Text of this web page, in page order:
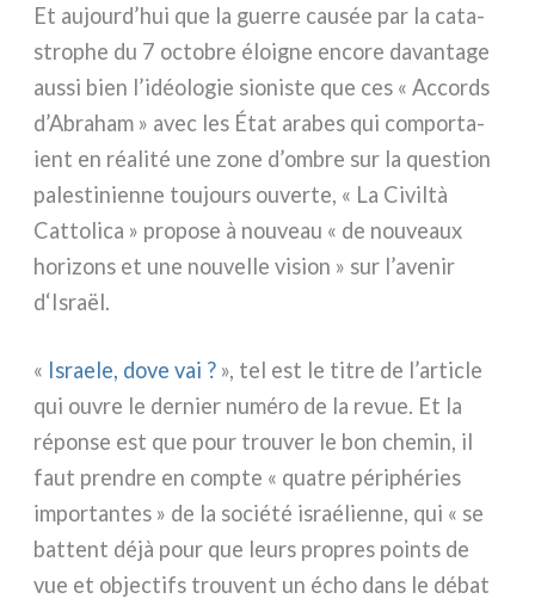
Et aujourd’hui que la guer­re cau­sée par la cata­
stro­phe du 7 octo­bre éloi­gne enco­re davan­ta­ge
aus­si bien l’idéologie sio­ni­ste que ces « Accords
d’Abraham » avec les État ara­bes qui com­por­ta­
ient en réa­li­té une zone d’ombre sur la que­stion
pale­sti­nien­ne tou­jours ouver­te, « La Civiltà
Cattolica » pro­po­se à nou­veau « de nou­veaux
hori­zons et une nou­vel­le vision » sur l’avenir
d‘Israël.
« Israele, dove vai ? », tel est le titre de l’article
qui ouvre le der­nier numé­ro de la revue. Et la
répon­se est que pour trou­ver le bon che­min, il
faut pren­dre en comp­te « qua­tre péri­phé­ries
impor­tan­tes » de la socié­té israé­lien­ne, qui « se
bat­tent déjà pour que leurs pro­pres poin­ts de
vue et objec­tifs trou­vent un écho dans le débat